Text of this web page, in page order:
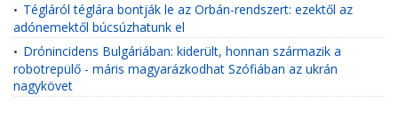
• Tégláról téglára bontják le az Orbán-rendszert: ezektől az
adónemektől búcsúzhatunk el
• Drónincidens Bulgáriában: kiderült, honnan származik a
robotrepülő - máris magyarázkodhat Szófiában az ukrán
nagykövet